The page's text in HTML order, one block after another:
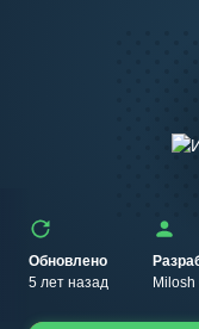
Обновлено
5 лет назад